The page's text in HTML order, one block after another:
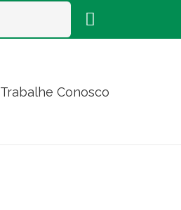
Trabalhe Conosco